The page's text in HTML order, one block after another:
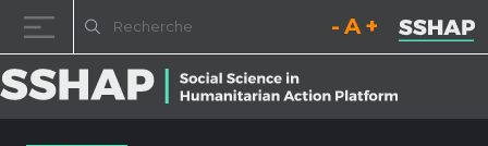
Diminuez la taille de la
Réinitialisez la